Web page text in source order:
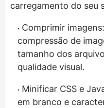
carregamento do seu
Comprimir
compressão de
tamanho dos
qualidade visual.
Minificar CSS e
em branco e